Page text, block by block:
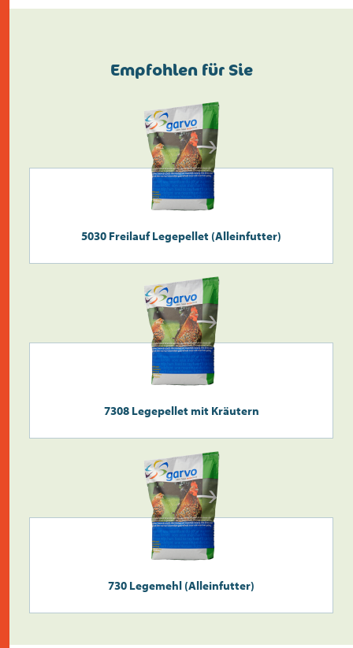
Überprüfen Sie die
Postleitzahl
Suche>
Empfohlen für Sie
5030 Freilauf Legepellet (Alleinfutter)
7308 Legepellet mit Kräutern
730 Legemehl (Alleinfutter)